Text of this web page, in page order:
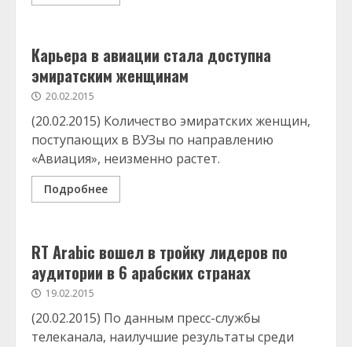
Карьера в авиации стала доступна
эмиратским женщинам
20.02.2015
(20.02.2015) Количество эмиратских женщин,
поступающих в ВУЗы по направлению
«Авиация», неизменно растет.
Подробнее
RT Arabic вошел в тройку лидеров по
аудитории в 6 арабских странах
19.02.2015
(20.02.2015) По данным пресс-службы
телеканала, наилучшие результаты среди